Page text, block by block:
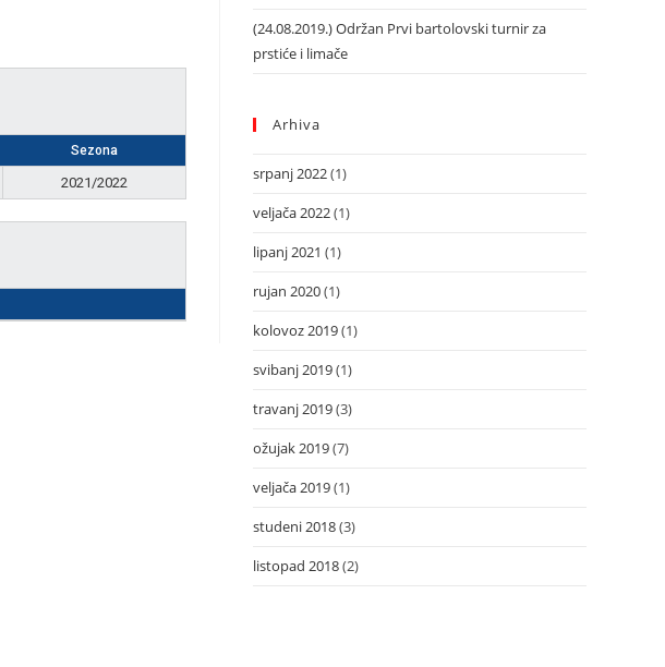
Sezona
2021/2022
(24.08.2019.) Održan Prvi bartolovski turnir za
prstiće i limače
Arhiva
srpanj 2022(1)
veljača 2022(1)
lipanj 2021 (1)
rujan 2020(1)
kolovoz 2019(1)
svibanj 2019(1)
travanj 2019(3)
ožujak 2019(7)
veljača 2019(1)
studeni 2018(3)
listopad 2018(2)